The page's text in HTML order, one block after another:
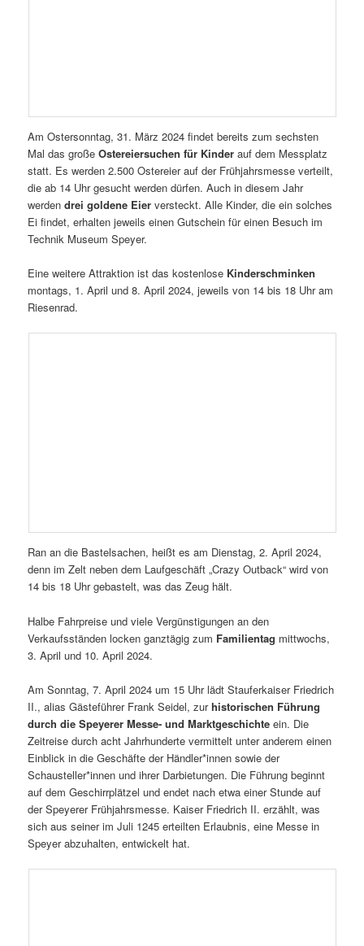
Am Ostersonntag, 31. März 2024 findet bereits zum sechsten
Mal das großeOstereiersuchen für Kinder auf dem Messplatz
statt. Es werden 2.500 Ostereier auf der Frühjahrsmesse verteilt,
die ab 14 Uhr gesucht werden dürfen. Auch in diesem Jahr
werdendrei goldene Eier versteckt. Alle Kinder, die ein solches
Ei findet, erhalten jeweils einen Gutschein für einen Besuch im
Technik Museum Speyer.
Eine weitere Attraktion ist das kostenlose Kinderschminken
montags, 1. April und 8. April 2024, jeweils von 14 bis 18 Uhr am
Riesenrad.
Ran an die Bastelsachen, heißt es am Dienstag, 2. April 2024,
denn im Zelt neben dem Laufgeschäft „Crazy Outback“ wird von
14 bis 18 Uhr gebastelt, was das Zeug hält.
Halbe Fahrpreise und viele Vergünstigungen an den
Verkaufsständen locken ganztägig zum Familientag mittwochs,
3. April und 10. April 2024.
Am Sonntag, 7. April 2024 um 15 Uhr lädt Stauferkaiser Friedrich
II., alias Gästeführer Frank Seidel, zurhistorischen Führung
durch die Speyerer Messe- und Marktgeschichte ein. Die
Zeitreise durch acht Jahrhunderte vermittelt unter anderem einen
Einblick in die Geschäfte der Händler*innen sowie der
Schausteller*innen und ihrer Darbietungen. Die Führung beginnt
auf dem Geschirrplätzel und endet nach etwa einer Stunde auf
der Speyerer Frühjahrsmesse. Kaiser Friedrich II. erzählt, was
sich aus seiner im Juli 1245 erteilten Erlaubnis, eine Messe in
Speyer abzuhalten, entwickelt hat.